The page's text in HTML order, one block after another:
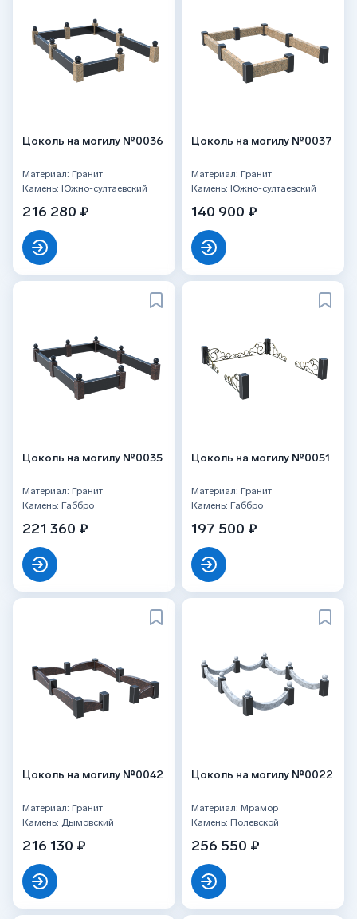
Цоколь на могилу №0036
Материал: Гранит
Камень: Южно-султаевский
216 280 ₽
Цоколь на могилу №0037
Материал: Гранит
Камень: Южно-султаевский
140 900 ₽
Цоколь на могилу №0035
Материал: Гранит
Камень: Габбро
221 360 ₽
Цоколь на могилу №0051
Материал: Гранит
Камень: Габбро
197 500 ₽
Цоколь на могилу №0042
Материал: Гранит
Камень: Дымовский
216 130 ₽
Цоколь на могилу №0022
Материал: Мрамор
Камень: Полевской
256 550 ₽